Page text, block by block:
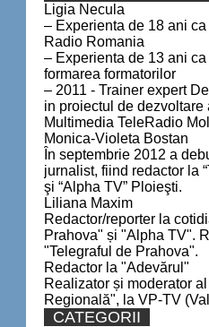
Ligia Necula
– Experienta de 18 ani
Radio Romania
– Experienta de 13 ani
formarea formatorilor
– 2011 - Trainer expert
in proiectul de dezvoltare
Multimedia TeleRadio
Monica-Violeta Bostan
În septembrie 2012 a
jurnalist, fiind redactor la
şi “Alpha TV” Ploieşti.
Liliana Maxim
Redactor/reporter la
Prahova" și "Alpha TV".
"Telegraful de Prahova".
Redactor la "Adevărul"
Realizator și moderator
Regională", la VP-TV
CATEGORII